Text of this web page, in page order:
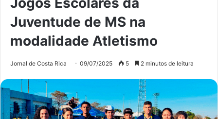
Juventude de MS na
modalidade Atletismo
Jornal de Costa Rica 09/07/2025 5 2 minutos de leitura